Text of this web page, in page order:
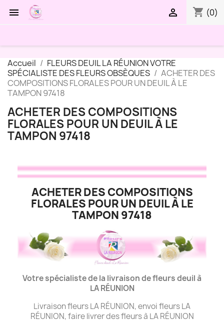
 shopping_cart (0)

Accueil
FLEURS DEUIL LA RÉUNION VOTRE
SPÉCIALISTE DES FLEURS OBSÈQUES
ACHETER DES
COMPOSITIONS FLORALES POUR UN DEUIL À LE
TAMPON 97418
ACHETER DES COMPOSITIONS
FLORALES POUR UN DEUIL À LE
TAMPON 97418
ACHETER DES COMPOSITIONS
FLORALES POUR UN DEUIL À LE
TAMPON 97418
Votre spécialiste de la livraison de fleurs deuil à
LARÉUNION
Livraison fleurs LA RÉUNION, envoi fleurs LA
RÉUNION, faire livrer des fleurs à LA RÉUNION